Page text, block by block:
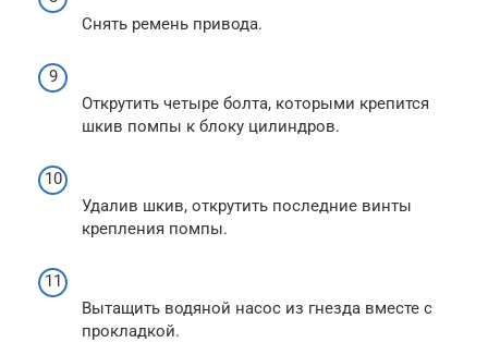
Снять ремень привода.
Открутить четыре болта, которыми крепится
шкив помпы к блоку цилиндров.
Удалив шкив, открутить последние винты
крепления помпы.
Вытащить водяной насос из гнезда вместе с
прокладкой.